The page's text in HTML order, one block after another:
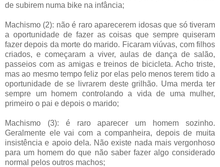
de subirem numa bike na infância;
Machismo (2): não é raro aparecerem idosas que só tiveram
a oportunidade de fazer as coisas que sempre quiseram
fazer depois da morte do marido. Ficaram viúvas, com filhos
criados, e começaram a viver, aulas de dança de salão,
passeios com as amigas e treinos de bicicleta. Acho triste,
mas ao mesmo tempo feliz por elas pelo menos terem tido a
oportunidade de se livrarem deste grilhão. Uma merda ter
sempre um homem controlando a vida de uma mulher,
primeiro o pai e depois o marido;
Machismo (3): é raro aparecer um homem sozinho.
Geralmente ele vai com a companheira, depois de muita
insistência e apoio dela. Não existe nada mais vergonhoso
para um homem do que não saber fazer algo considerado
normal pelos outros machos;